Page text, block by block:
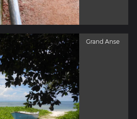
Grand Anse